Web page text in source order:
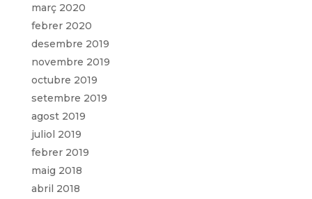
març 2020
febrer 2020
desembre 2019
novembre 2019
octubre 2019
setembre 2019
agost 2019
juliol 2019
febrer 2019
maig 2018
abril 2018